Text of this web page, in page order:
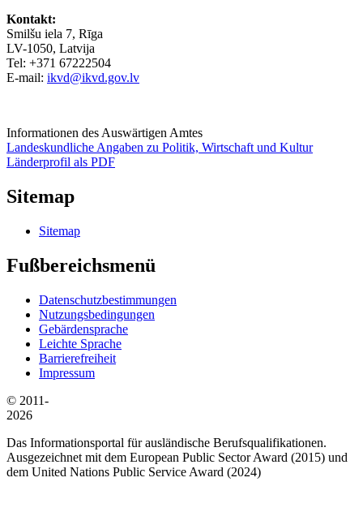
Kontakt:
Smilšu iela 7, Rīga
LV-1050, Latvija
Tel: +371 67222504
E-mail: ikvd@ikvd.gov.lv
Informationen des Auswärtigen Amtes
Landeskundliche Angaben zu Politik, Wirtschaft und Kultur
Länderprofil als PDF
Sitemap
Sitemap
Fußbereichsmenü
Datenschutzbestimmungen
Nutzungsbedingungen
Gebärdensprache
Leichte Sprache
Barrierefreiheit
Impressum
© 2011-
2026
Das Informationsportal für ausländische Berufsqualifikationen.
Ausgezeichnet mit dem European Public Sector Award (2015) und
dem United Nations Public Service Award (2024)